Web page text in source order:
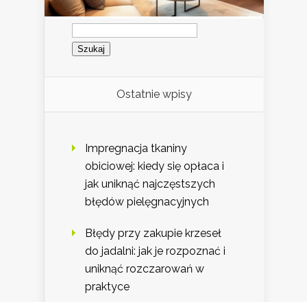
Szukaj:
Ostatnie wpisy
Impregnacja tkaniny
obiciowej: kiedy się opłaca i
jak uniknąć najczęstszych
błędów pielęgnacyjnych
Błędy przy zakupie krzeseł
do jadalni: jak je rozpoznać i
uniknąć rozczarowań w
praktyce